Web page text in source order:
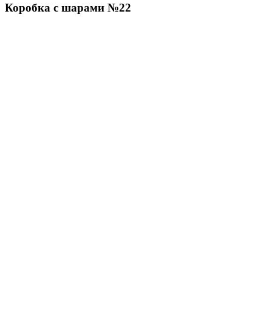
Коробка с шарами №22